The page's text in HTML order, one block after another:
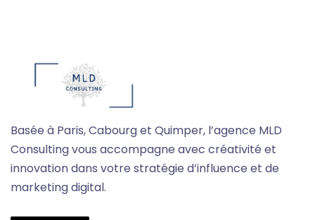
Basée à Paris, Cabourg et Quimper, l’agence MLD
Consulting vous accompagne avec créativité et
innovation dans votre stratégie d’influence et de
marketing digital.